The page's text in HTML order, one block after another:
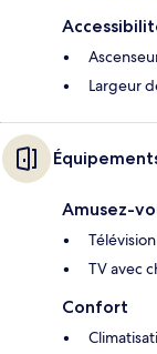
Largeur
Amusez-
TV avec
Confort